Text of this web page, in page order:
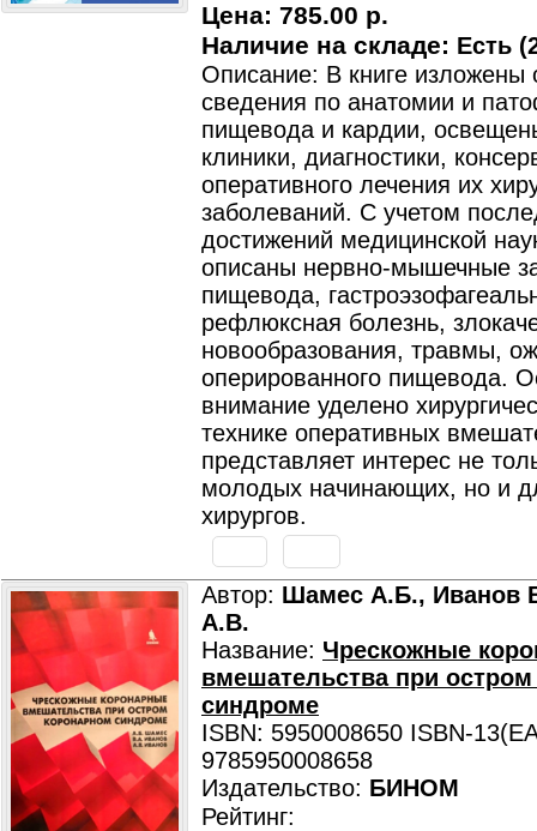
Цена: 785.00 р.
Наличие на складе: Есть
Описание: В книге изложены
сведения по анатомии и
пищевода и кардии,
клиники, диагностики,
оперативного лечения их
заболеваний. С учетом
достижений медицинской
описаны нервно-мышечные
пищевода,
рефлюксная болезнь,
новообразования, травмы,
оперированного пищевода.
внимание уделено
технике оперативных
представляет интерес не
молодых начинающих, но и
хирургов.
Автор: Шамес А.Б., Иванов
А.В.
Название: Чрескожные
вмешательства при
синдроме
ISBN: 5950008650 ISBN-
9785950008658
Издательство: БИНОМ
Рейтинг: